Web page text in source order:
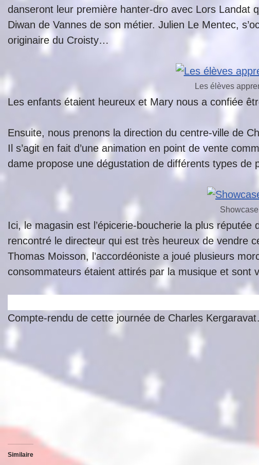
danseront leur première hanter-dro avec Lors Landat
Diwan de Vannes de son métier. Julien Le Mentec,
originaire du Croisty…
Les élèves
Les enfants étaient heureux et Mary nous a confiée
Ensuite, nous prenons la direction du centre-ville de
Il s’agit en fait d’une animation en point de vente
dame propose une dégustation de différents types de
Ici, le magasin est l’épicerie-boucherie la plus
rencontré le directeur qui est très heureux de vendre
Thomas Moisson, l’accordéoniste a joué plusieurs
consommateurs étaient attirés par la musique et sont
Compte-rendu de cette journée de Charles
Similaire